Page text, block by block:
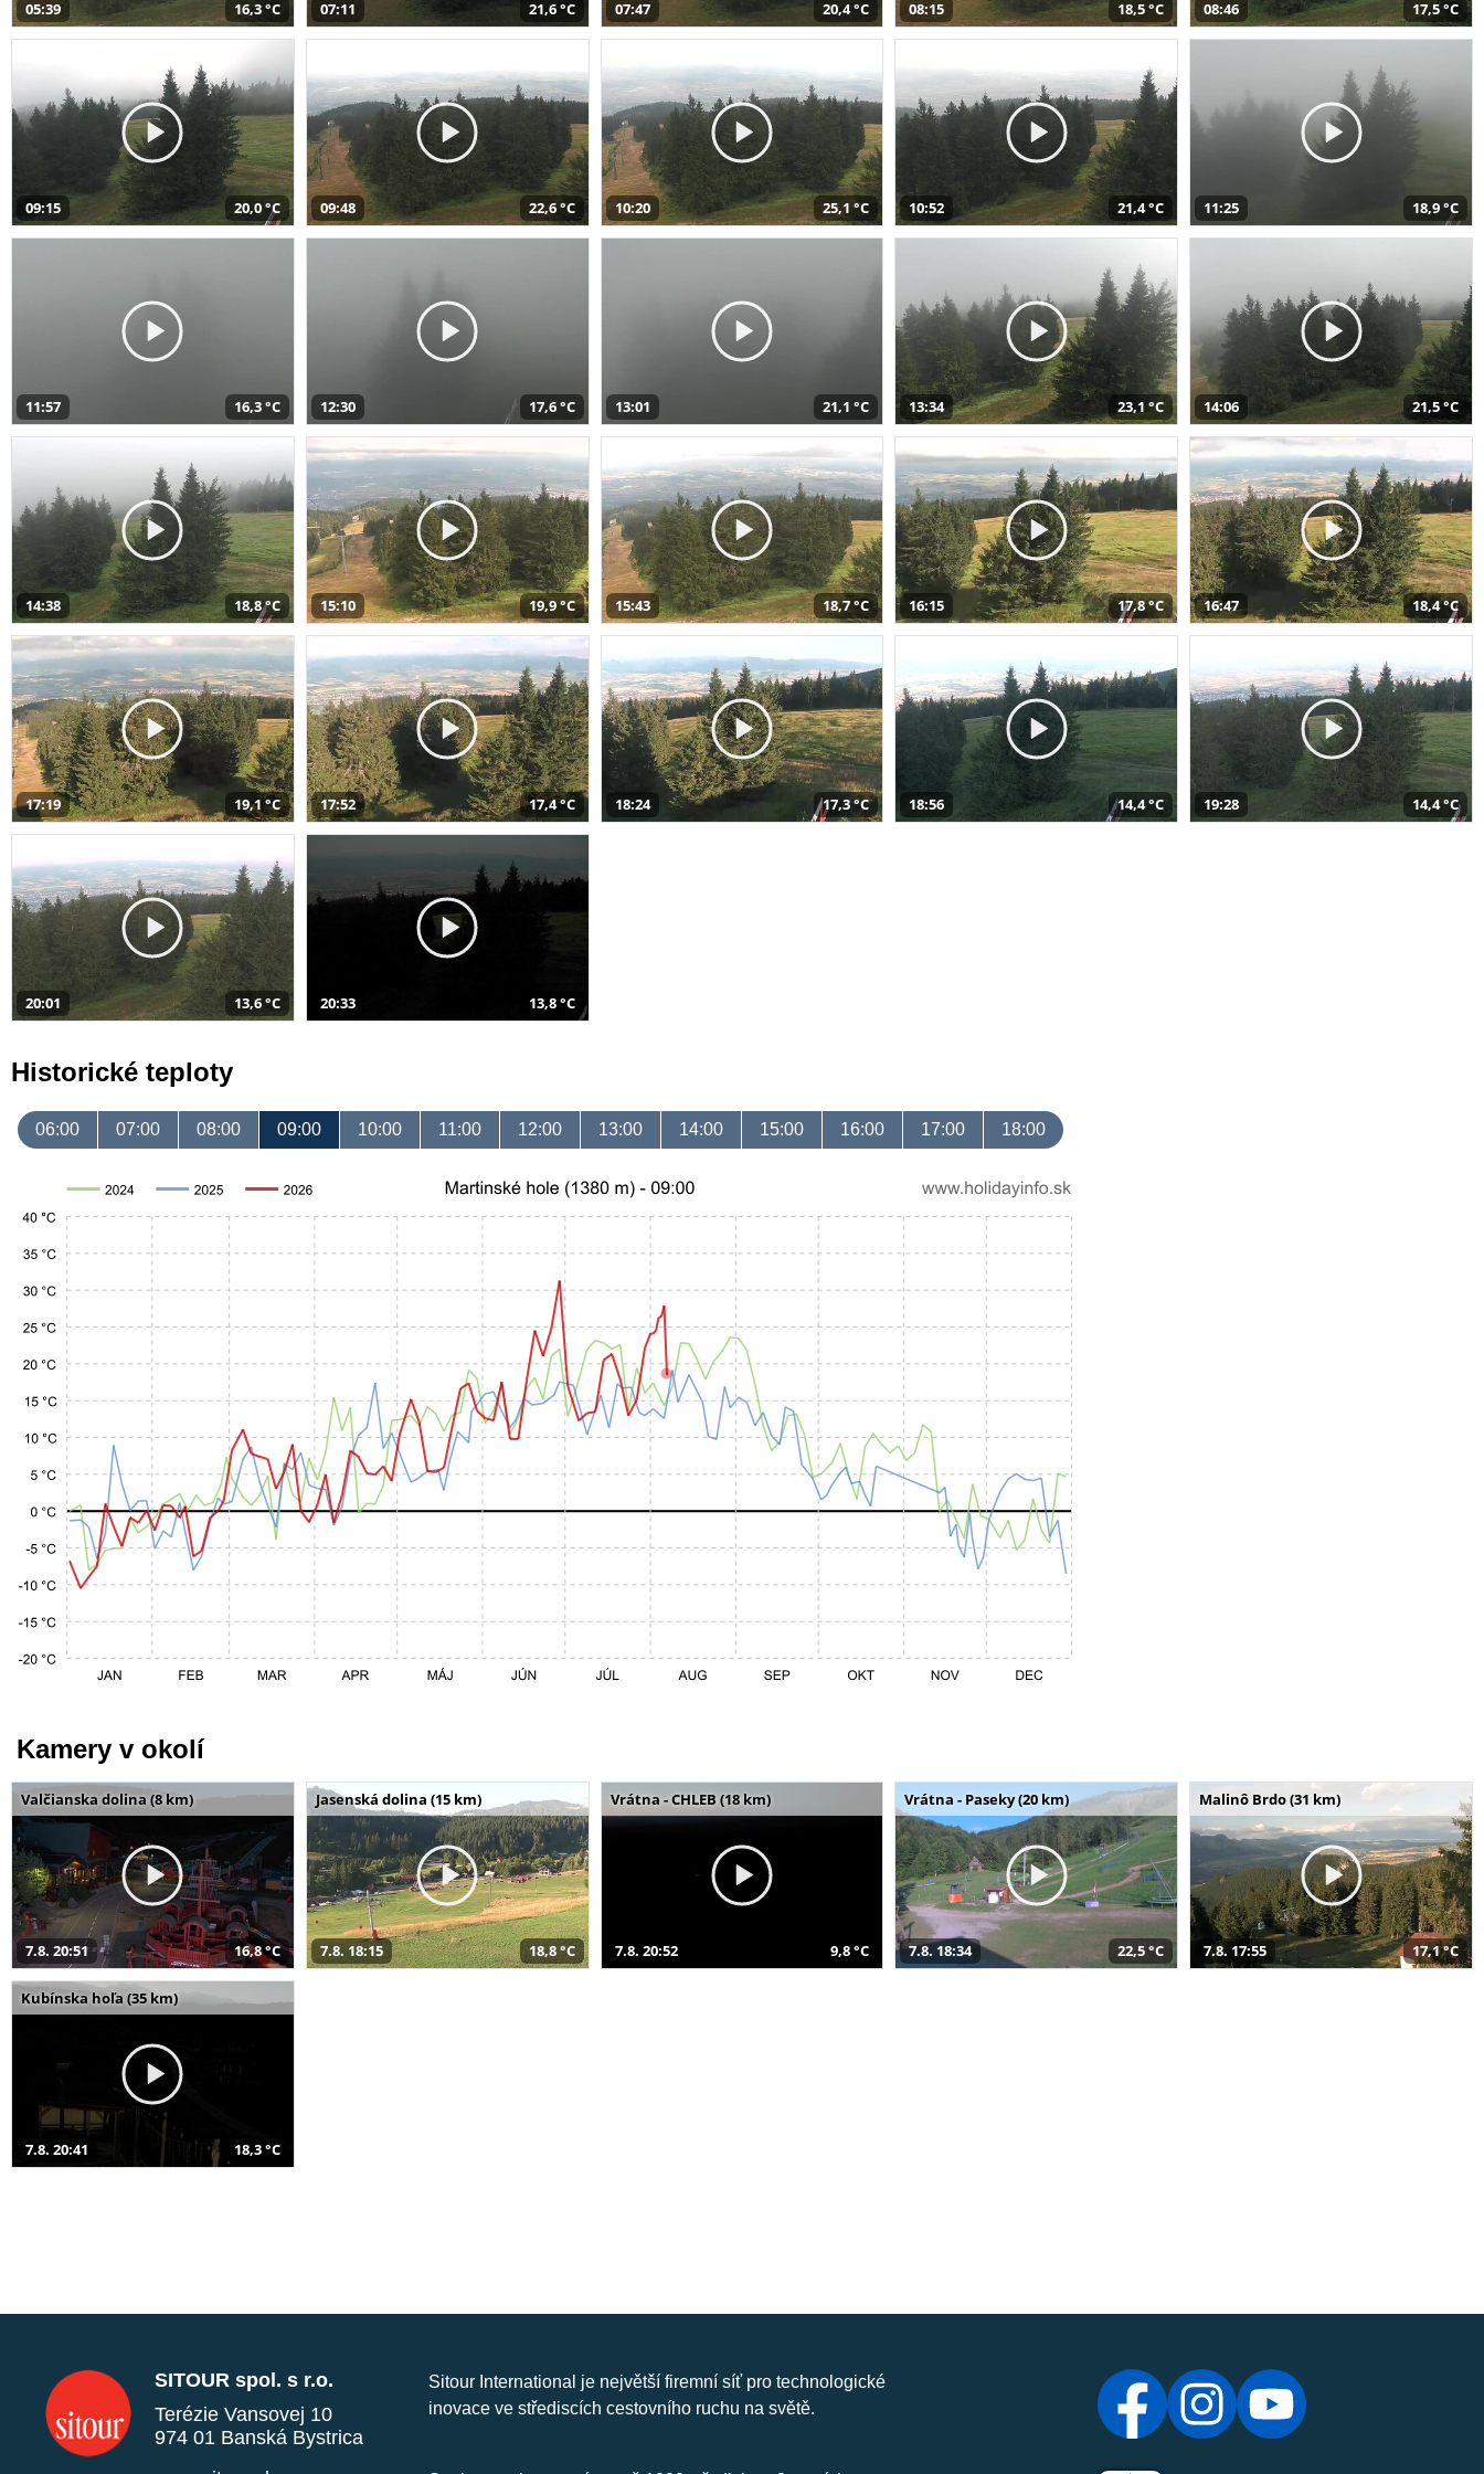
05:39 16,3 °C 07:11 21,6 °C 07:47 20,4 °C 08:15 18,5 °C 08:46 17,5 °C
09:15 20,0 °C 09:48 22,6 °C 10:20 25,1 °C 10:52 21,4 °C 11:25 18,9 °C
11:57 16,3 °C 12:30 17,6 °C 13:01 21,1 °C 13:34 23,1 °C 14:06 21,5 °C
14:38 18,8 °C 15:10 19,9 °C 15:43 18,7 °C 16:15 17,8 °C 16:47 18,4 °C
17:19 19,1 °C 17:52 17,4 °C 18:24 17,3 °C 18:56 14,4 °C 19:28 14,4 °C
20:01 13,6 °C 20:33 13,8 °C
Historické teploty
06:00 07:00 08:00 09:00 10:00 11:00 12:00 13:00 14:00 15:00 16:00 17:00 18:00
Kamery v okolí
Valčianska dolina (8 km)
7.8. 20:51 16,8 °C
Jasenská dolina (15 km)
7.8. 18:15 18,8 °C
Vrátna - CHLEB (18 km)
7.8. 20:52 9,8 °C
Vrátna - Paseky (20 km)
7.8. 18:34 22,5 °C
Malinô Brdo (31 km)
7.8. 17:55 17,1 °C
Kubínska hoľa (35 km)
7.8. 20:41 18,3 °C
SITOUR spol. s r.o.
Terézie Vansovej 10
974 01 Banská Bystrica
Sitour International je největší firemní síť pro technologické
inovace ve střediscích cestovního ruchu na světě.